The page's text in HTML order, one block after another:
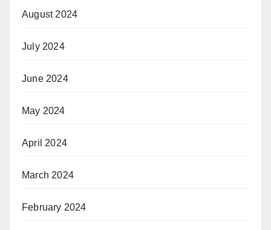
August 2024
July 2024
June 2024
May 2024
April 2024
March 2024
February 2024